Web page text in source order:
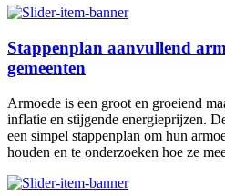
Stappenplan aanvullend
gemeenten
Armoede is een groot en groeiend
inflatie en stijgende energieprijzen.
een simpel stappenplan om hun
houden en te onderzoeken hoe ze